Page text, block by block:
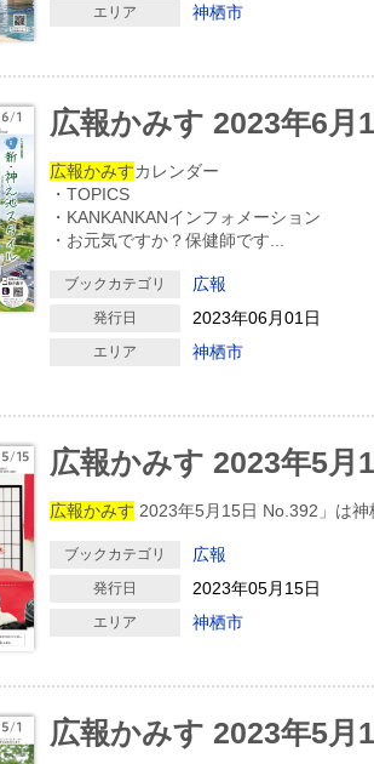
エリア 神栖市
広報かみす 2023年6月
広報かみすカレンダー
・TOPICS
・KANKANKANインフォメーション
・お元気ですか？保健師です
ブックカテゴリ 広報
発行日 2023年06月01日
エリア 神栖市
広報かみす 2023年5月
広報かみす 2023年5月15日 No.392」は神
ブックカテゴリ 広報
発行日 2023年05月15日
エリア 神栖市
広報かみす 2023年5月